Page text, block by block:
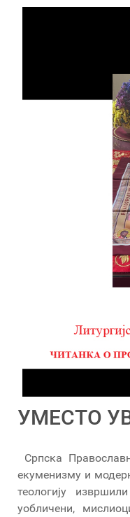
УМЕСТО
Српска
екуменизму и
теологију
уобличени,